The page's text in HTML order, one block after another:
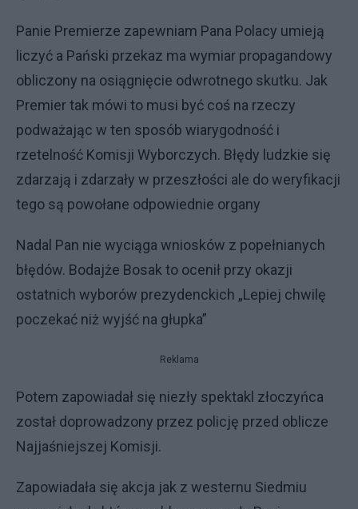
Panie Premierze zapewniam Pana Polacy umieją
liczyć a Pański przekaz ma wymiar propagandowy
obliczony na osiągnięcie odwrotnego skutku. Jak
Premier tak mówi to musi być coś na rzeczy
podważając w ten sposób wiarygodność i
rzetelność Komisji Wyborczych. Błędy ludzkie się
zdarzają i zdarzały w przeszłości ale do weryfikacji
tego są powołane odpowiednie organy
Nadal Pan nie wyciąga wniosków z popełnianych
błędów. Bodajże Bosak to ocenił przy okazji
ostatnich wyborów prezydenckich „Lepiej chwilę
poczekać niż wyjść na głupka”
Reklama
Potem zapowiadał się niezły spektakl złoczyńca
został doprowadzony przez policję przed oblicze
Najjaśniejszej Komisji.
Zapowiadała się akcja jak z westernu Siedmiu